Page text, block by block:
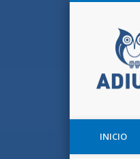
Asociación
INICIO